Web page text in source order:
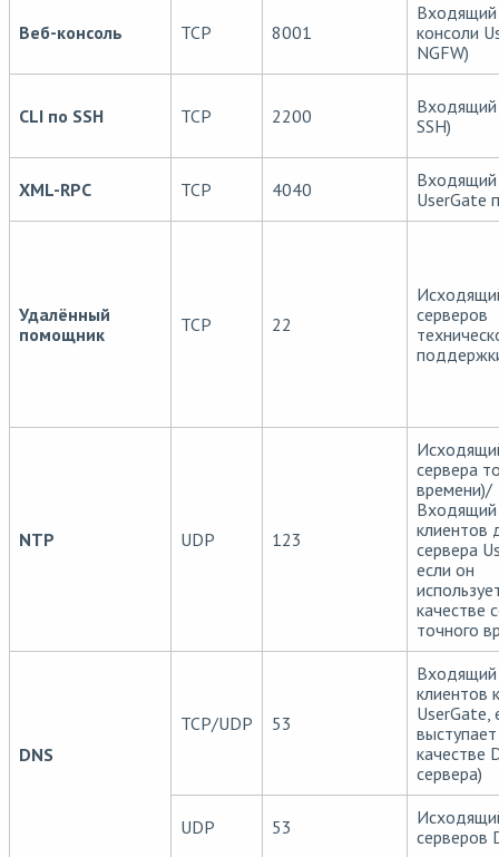
Веб-консоль TCP 8001
консоли
NGFW)
CLI по SSH TCP 2200
Входящий
SSH)
XML-RPC TCP 4040
Входящий
UserGate
Удалённый
помощник
TCP 22
серверов
NTP UDP 123
сервера
времени)/
Входящий
клиентов
сервера
если он
качестве
точного
DNS
TCP/UDP 53
Входящий
клиентов
UserGate,
качестве
сервера)
UDP 53
серверов